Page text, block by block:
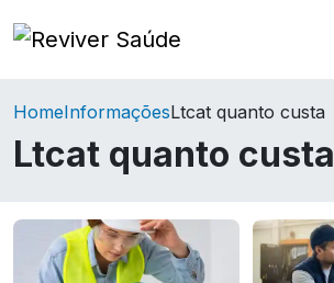
HomeInformaçõesLtcat quanto custa
Ltcat quanto custa